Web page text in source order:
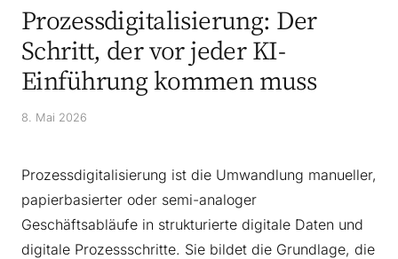
Prozessdigitalisierung: Der
Schritt, der vor jeder KI-
Einführung kommen muss
8. Mai 2026
Prozessdigitalisierung ist die Umwandlung manueller,
papierbasierter oder semi-analoger
Geschäftsabläufe in strukturierte digitale Daten und
digitale Prozessschritte. Sie bildet die Grundlage, die